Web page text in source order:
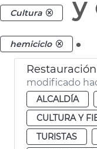
Cultura
hemiciclo .
modificado
ALCALDÍA
CULTURA Y
TURISTAS